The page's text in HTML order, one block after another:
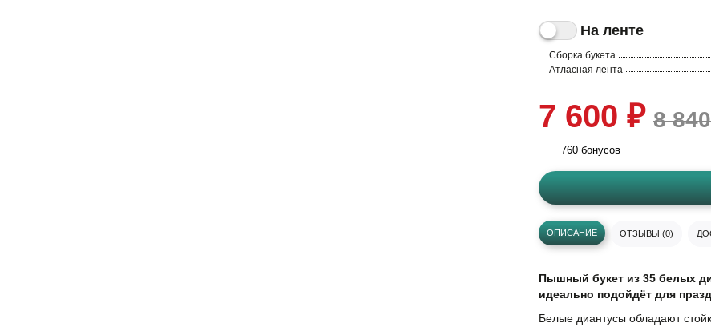
На ленте
Сборка букета
Атласная лента
7 600 ₽ 8
760 бонусов
ОПИСАНИЕ ОТЗЫВЫ (0)
Пышный букет из 35 белых
идеально подойдёт для
Белые диантусы обладают